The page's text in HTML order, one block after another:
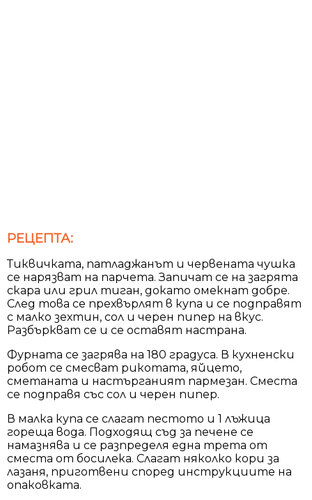
РЕЦЕПТА:
Тиквичката, патладжанът и червената чушка
се нарязват на парчета. Запичат се на загрята
скара или грил тиган, докато омекнат добре.
След това се прехвърлят в купа и се подправят
с малко зехтин, сол и черен пипер на вкус.
Разбъркват се и се оставят настрана.
Фурната се загрява на 180 градуса. В кухненски
робот се смесват рикотата, яйцето,
сметаната и настърганият пармезан. Сместа
се подправя със сол и черен пипер.
В малка купа се слагат пестото и 1 лъжица
гореща вода. Подходящ съд за печене се
намазнява и се разпределя една трета от
сместа от босилека. Слагат няколко кори за
лазаня, приготвени според инструкциите на
опаковката.